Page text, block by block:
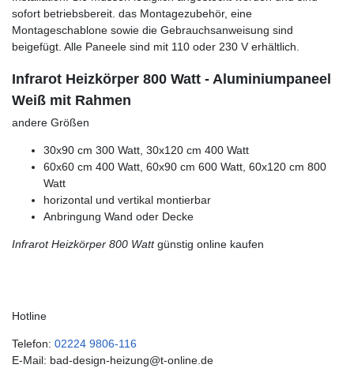
sofort betriebsbereit. das Montagezubehör, eine
Montageschablone sowie die Gebrauchsanweisung sind
beigefügt. Alle Paneele sind mit 110 oder 230 V erhältlich.
Infrarot Heizkörper 800 Watt - Aluminiumpaneel
Weiß mit Rahmen
andere Größen
30x90 cm 300 Watt, 30x120 cm 400 Watt
60x60 cm 400 Watt, 60x90 cm 600 Watt, 60x120 cm 800
Watt
horizontal und vertikal montierbar
Anbringung Wand oder Decke
Infrarot Heizkörper 800 Wattgünstig online kaufen
Hotline
Telefon: 02224 9806-116
E-Mail: bad-design-heizung@t-online.de